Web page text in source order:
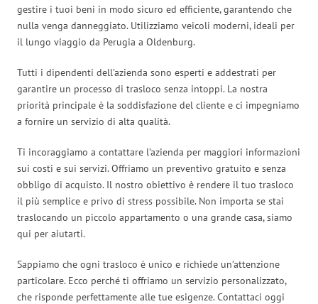
gestire i tuoi beni in modo sicuro ed efficiente, garantendo che
nulla venga danneggiato. Utilizziamo veicoli moderni, ideali per
il lungo viaggio da Perugia a Oldenburg.
Tutti i dipendenti dell’azienda sono esperti e addestrati per
garantire un processo di trasloco senza intoppi. La nostra
priorità principale è la soddisfazione del cliente e ci impegniamo
a fornire un servizio di alta qualità.
Ti incoraggiamo a contattare l’azienda per maggiori informazioni
sui costi e sui servizi. Offriamo un preventivo gratuito e senza
obbligo di acquisto. Il nostro obiettivo è rendere il tuo trasloco
il più semplice e privo di stress possibile. Non importa se stai
traslocando un piccolo appartamento o una grande casa, siamo
qui per aiutarti.
Sappiamo che ogni trasloco è unico e richiede un’attenzione
particolare. Ecco perché ti offriamo un servizio personalizzato,
che risponde perfettamente alle tue esigenze. Contattaci oggi